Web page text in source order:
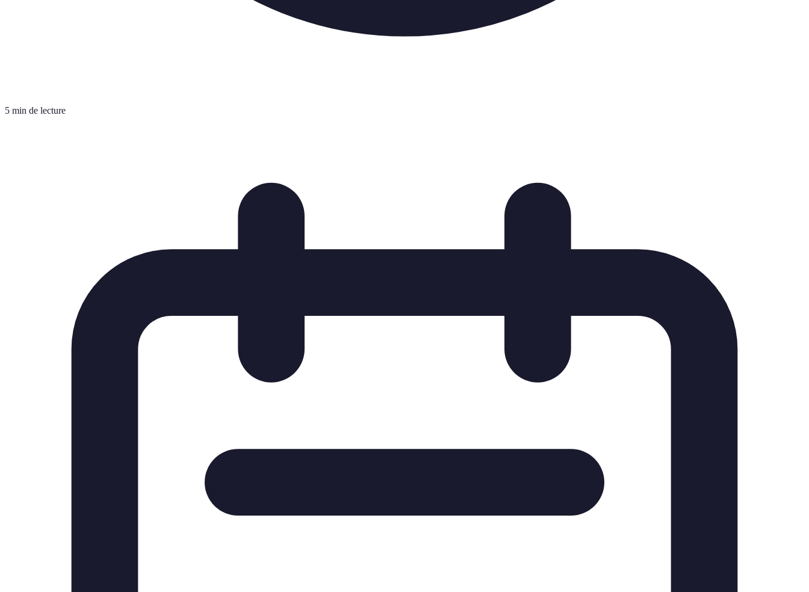
5 min de lecture